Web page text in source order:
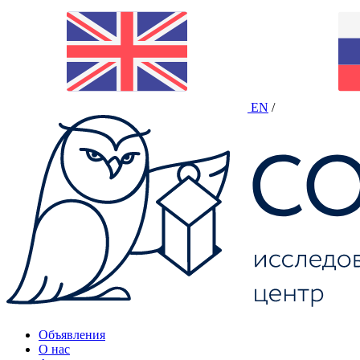
EN /
Объявления
О нас